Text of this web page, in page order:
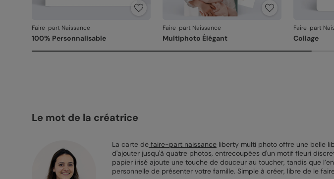
Faire-part Naissance
100% Personnalisable
Faire-part Naissance
Multiphoto Élégant
Faire-part
Collage
Le mot de la créatrice
La carte defaire-part naissanceliberty multi photo offre une belle
d'ajouter jusqu'à quatre photos, entrecoupées d'un motif fleuri
papier irisé ajoute une touche de douceur au toucher, tandis que
personnelle de présenter votre famille. Simple à créer, libre de le